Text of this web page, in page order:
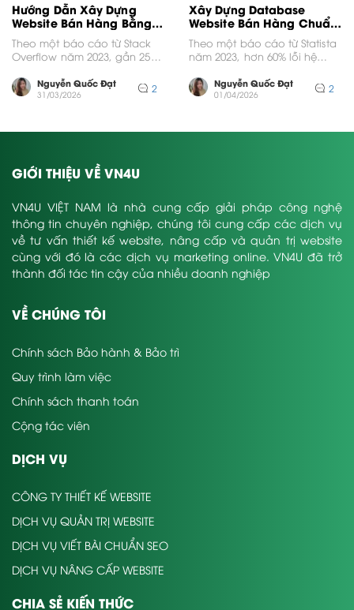
Hướng Dẫn Xây Dựng
Website Bán Hàng Bằng
Asp Net Chi Tiết
Theo một báo cáo từ Stack
Overflow năm 2023, gần 25%
vẫn tin...Nguyễn Quốc Đạt
31/03/2026 2
Xây Dựng Database
Website Bán Hàng Chuẩn
Chỉnh Hiệu Quả
Theo một báo cáo từ Statista
năm 2023, hơn 60% lỗi hệ
nghiêm...Nguyễn Quốc Đạt
01/04/2026 2
GIỚI THIỆU VỀ VN4U
VN4U VIỆT NAM là nhà cung cấp giải pháp công nghệ
thông tin chuyên nghiệp, chúng tôi cung cấp các dịch vụ
về tư vấn thiết kế website, nâng cấp và quản trị website
cùng với đó là các dịch vụ marketing online. VN4U đã trở
thành đối tác tin cậy của nhiều doanh nghiệp
VỀ CHÚNG TÔI
Chính sách Bảo hành & Bảo trì
Quy trình làm việc
Chính sách thanh toán
Cộng tác viên
DỊCH VỤ
CÔNG TY THIẾT KẾ WEBSITE
DỊCH VỤ QUẢN TRỊ WEBSITE
DỊCH VỤ VIẾT BÀI CHUẨN SEO
DỊCH VỤ NÂNG CẤP WEBSITE
CHIA SẺ KIẾN THỨC